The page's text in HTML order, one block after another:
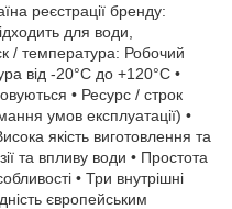
реєстрації бренду:
для води,
/ температура: Робочий
від -20°C до +120°C •
• Ресурс / строк
умов експлуатації) •
якість виготовлення та
та впливу води • Простота
• Три внутрішні
європейським